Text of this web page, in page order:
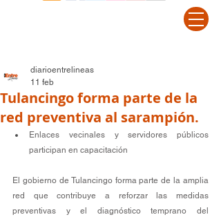
Tulancingo forma parte de la
red preventiva al sarampión.
diarioentrelineas
11 feb
Enlaces vecinales y servidores públicos
participan en capacitación
El gobierno de Tulancingo forma parte de la amplia
red que contribuye a reforzar las medidas
preventivas y el diagnóstico temprano del